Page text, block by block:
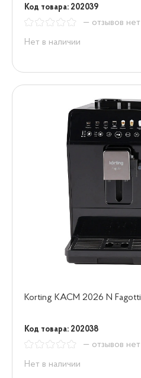
Код товара: 202039
— отзывов нет
Нет в наличии
Korting KACM 2026 N Fagotti
Код товара: 202038
— отзывов нет
Нет в наличии